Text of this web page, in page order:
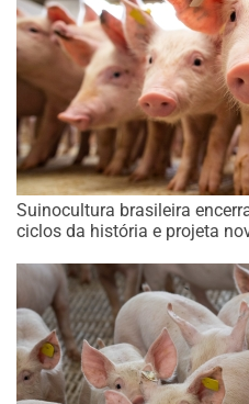
Suinocultura brasileira
ciclos da história e projeta